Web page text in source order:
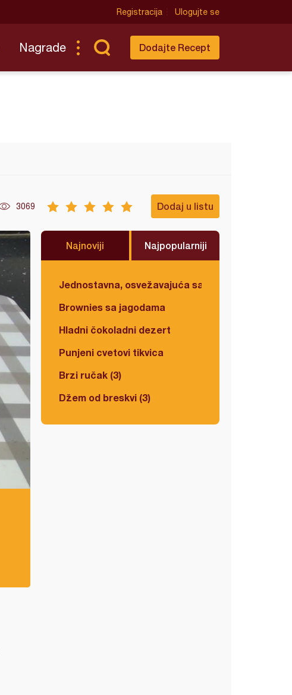
Registracija Ulogujte se
Nagrade Dodajte Recept
3069 Dodaj u listu
Najnoviji Najpopularniji
Jednostavna, osvežavajuća salata
Brownies sa jagodama
Hladni čokoladni dezert
Punjeni cvetovi tikvica
Brzi ručak (3)
Džem od breskvi (3)